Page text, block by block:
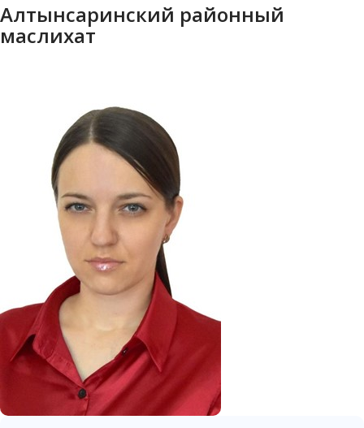
Алтынсаринский районный
маслихат